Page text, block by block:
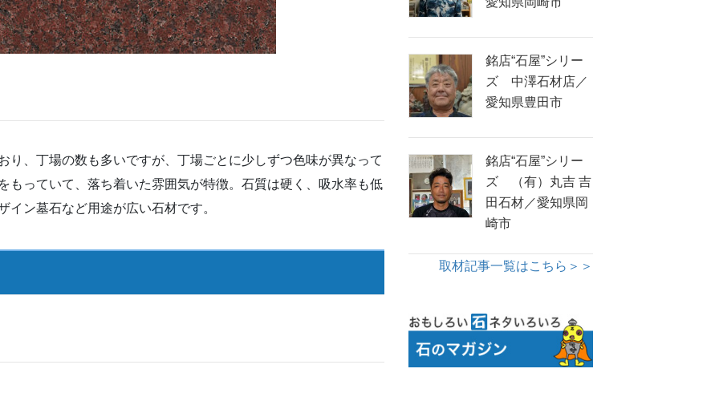
り、丁場の数も多いですが、丁場ごとに少しずつ色味が異なって
もっていて、落ち着いた雰囲気が特徴。石質は硬く、吸水率も低
ン墓石など用途が広い石材です。
銘店“石屋”シリー
ズ 中澤石材店／
愛知県豊田市
銘店“石屋”シリー
ズ （有）丸吉 吉
田石材／愛知県岡
崎市
取材記事一覧はこちら＞＞